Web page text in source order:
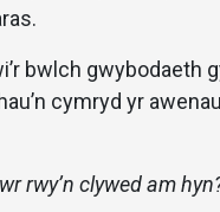
bwlch gwybodaeth
cymryd yr
rwy’n clywed am